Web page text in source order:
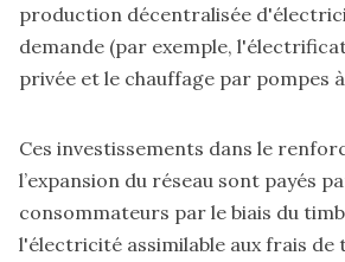
production décentralisée
demande (par exemple,
privée et le chauffage par pompes
Ces investissements dans le
l’expansion du réseau sont payés
consommateurs par le biais du
l'électricité assimilable aux frais